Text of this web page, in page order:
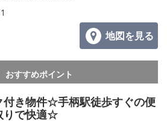
地図を見る
おすすめポイント
付き物件☆手柄駅徒歩すぐの便
りで快適☆